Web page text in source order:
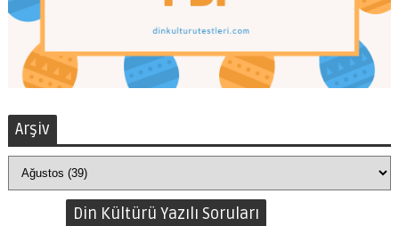
Arşiv
Din Kültürü Yazılı Soruları